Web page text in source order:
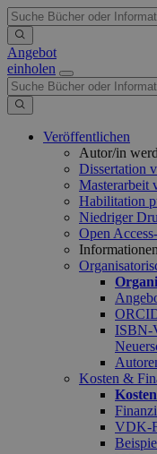
Angebot
einholen
Veröffentlichen
Autor/in
Dissertation
Masterarbeit
Habilitation
Niedriger
Open
ISBN-
Kosten &
VDK-